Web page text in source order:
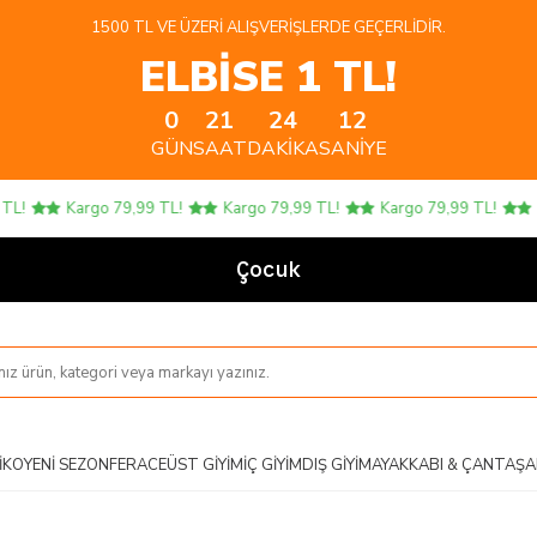
1500 TL VE ÜZERI ALIŞVERIŞLERDE GEÇERLIDIR.
ELBİSE 1 TL!
0
GÜN
21
SAAT
24
DAKIKA
12
SANIYE
Kargo 79,99 TL! Kargo 79,99 TL! Kargo 79,99 TL!
Çocuk Ür
YENI SEZONFERACEÜST GIYIMİÇ GIYIMDIŞ GIYIMAYAKKABI & ÇANTA